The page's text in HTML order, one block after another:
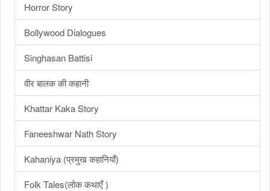
Horror Story
Bollywood Dialogues
Singhasan Battisi
वीर बालक की कहानी
Khattar Kaka Story
Faneeshwar Nath Story
Kahaniya (प्रमुख कहानियाँ)
Folk Tales(लोक कथाएँ )